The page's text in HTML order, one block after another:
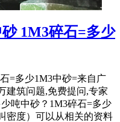
1M3碎石=多少
=多少1M3中砂=来自广
建筑问题,免费提问,专家
吨中砂？1M3碎石=多少
密度）可以从相关的资料